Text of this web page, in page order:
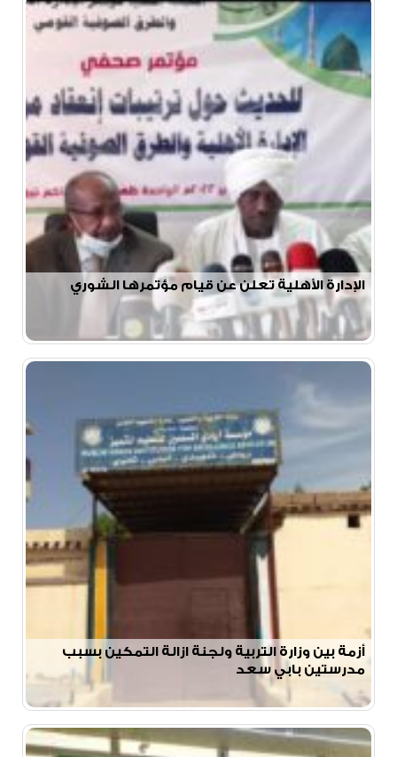
الإدارة الأهلية تعلن عن قيام مؤتمرها الشوري
أزمة بين وزارة التربية ولجنة ازالة التمكين بسبب
مدرستين بابي سعد